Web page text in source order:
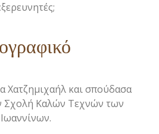
Χατζημιχαήλ και σπούδασα
Σχολή Καλών Τεχνών των
Ιωαννίνων.